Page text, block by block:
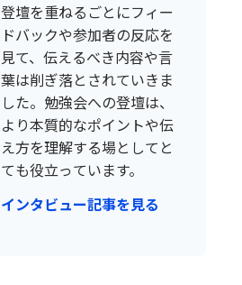
登壇を重ねるごとにフィー
ドバックや参加者の反応を
見て、伝えるべき内容や言
葉は削ぎ落とされていきま
した。勉強会への登壇は、
より本質的なポイントや伝
え方を理解する場としてと
ても役立っています。
インタビュー記事を見る